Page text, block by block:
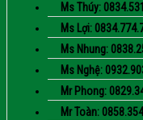
Ms Thúy:
Ms Lợi:
Ms Nhung:
Ms Nghệ:
Mr Phong:
Mr Toàn: